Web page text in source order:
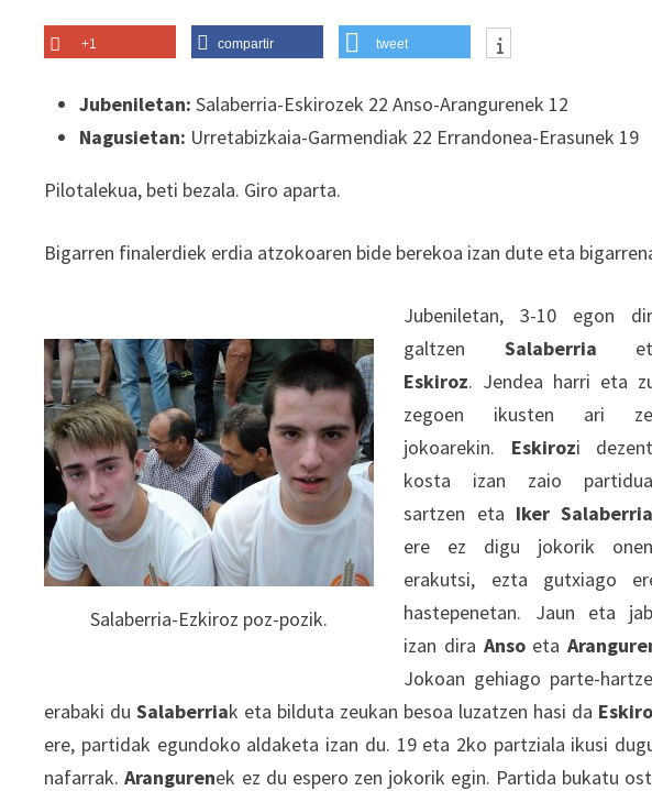
+1 compartir tweet
Jubeniletan:Salaberria-Eskirozek 22 Anso-Arangurenek 12
Nagusietan: Urretabizkaia-Garmendiak 22 Errandonea-Erasunek 19
Pilotalekua, beti bezala. Giro aparta.
Bigarren finalerdiek erdia atzokoaren bide berekoa izan dute eta
Salaberria-Ezkiroz poz-pozik.
Jubeniletan, 3-10 egon
galtzen Salaberria
Eskiroz. Jendea harri eta
zegoen ikusten ari
jokoarekin. Eskirozi
kosta izan zaio
sartzen eta Iker Salaberria
ere ez digu jokorik
erakutsi, ezta gutxiago
hastepenetan. Jaun eta
izan dira Ansoeta
Jokoan gehiago parte-
erabaki duSalaberriak eta bilduta zeukan besoa luzatzen hasi da
ere, partidak egundoko aldaketa izan du. 19 eta 2ko partziala ikusi
nafarrak.Arangurenek ez du espero zen jokorik egin. Partida bukatu